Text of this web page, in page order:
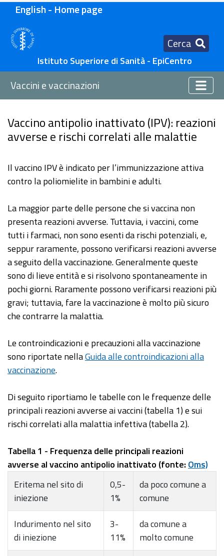
English - Home page
Cerca
Istituto Superiore di Sanità - EpiCentro
Vaccini e vaccinazioni
Vaccino antipolio inattivato (IPV): reazioni
avverse e rischi correlati alle malattie
Il vaccino IPV è indicato per l’immunizzazione attiva
contro la poliomielite in bambini e adulti.
La maggior parte delle persone che si vaccina non
presenta reazioni avverse. Tuttavia, i vaccini, come
tutti i farmaci, non sono esenti da rischi potenziali, e,
seppur raramente, possono verificarsi reazioni avverse
a seguito della vaccinazione. Generalmente queste
sono di lieve entità e si risolvono spontaneamente in
pochi giorni. Raramente possono verificarsi reazioni più
gravi; tuttavia, fare la vaccinazione è molto più sicuro
che contrarre la malattia.
Le controindicazioni e precauzioni alla vaccinazione
sono riportate nellaGuida alle controindicazioni alla
vaccinazione.
Di seguito riportiamo le tabelle con le frequenze delle
principali reazioni avverse ai vaccini (tabella 1) e sui
rischi correlati alla malattia infettiva (tabella 2).
Tabella 1 - Frequenza delle principali reazioni
avverse al vaccino antipolio inattivato (fonte: Oms)
Eritema nel sito di
iniezione
0,5-
1%
da poco comune a
comune
Indurimento nel sito
di iniezione
3-
11%
da comune a
molto comune